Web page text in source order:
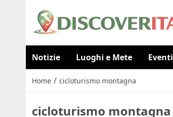
Notizie Luoghi e Mete Eventi
Home / cicloturismo montagna
cicloturismo montagna